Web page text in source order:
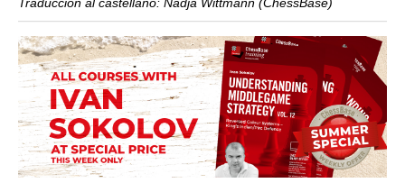
Traducción al castellano: Nadja Wittmann (ChessBase)